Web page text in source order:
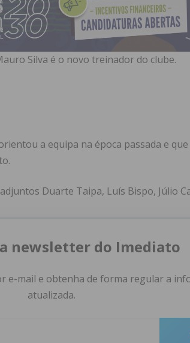
Silva é o novo treinador do clube.
a equipa na época passada e
Duarte Taipa, Luís Bispo, Júlio
newsletter do Imediato
e-mail e obtenha de forma regular a
atualizada.